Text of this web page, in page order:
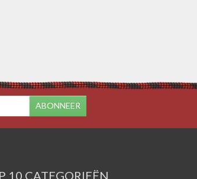
ABONNEER
10 CATEGORIEËN